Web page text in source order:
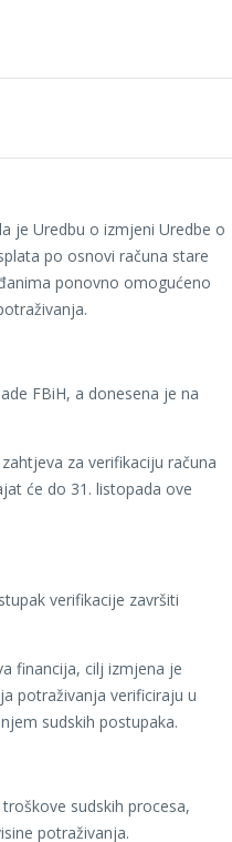
je Uredbu o izmjeni Uredbe o
po osnovi računa stare
ponovno omogućeno
FBiH, a donesena je na
za verifikaciju računa
će do 31. listopada ove
verifikacije završiti
financija, cilj izmjena je
potraživanja verificiraju u
sudskih postupaka.
sudskih procesa,
potraživanja.